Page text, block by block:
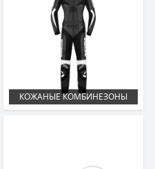
КОЖАНЫЕ КОМБИНЕЗОНЫ